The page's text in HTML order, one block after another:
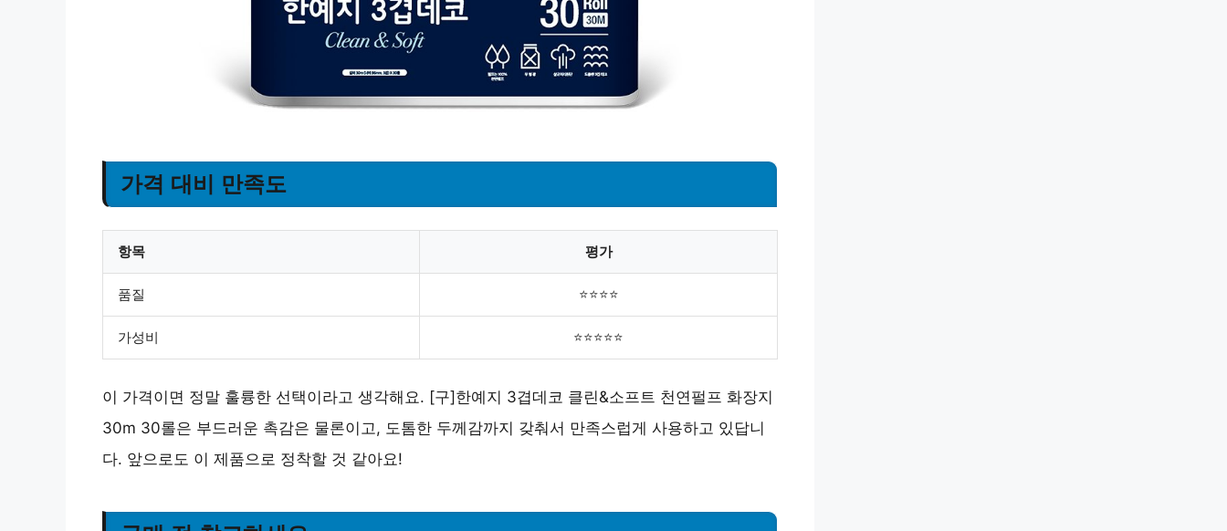
가격 대비 만족도
항목 평가
품질 ⭐⭐⭐⭐
가성비 ⭐⭐⭐⭐⭐
이 가격이면 정말 훌륭한 선택이라고 생각해요. [구]한예지 3겹데코 클린&소프트 천연펄프 화장지
30m 30롤은 부드러운 촉감은 물론이고, 도톰한 두께감까지 갖춰서 만족스럽게 사용하고 있답니
다. 앞으로도 이 제품으로 정착할 것 같아요!